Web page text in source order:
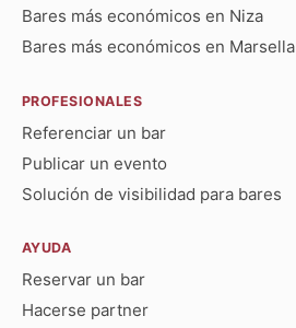
Bares más económicos en Niza
Bares más económicos en Marsella
PROFESIONALES
Referenciar un bar
Publicar un evento
Solución de visibilidad para bares
AYUDA
Reservar un bar
Hacerse partner